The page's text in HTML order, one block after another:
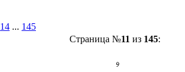
14 ... 145
Страница №11 из 145: